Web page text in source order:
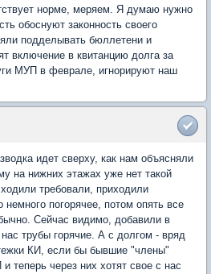
норме, меряем. Я думаю нужно
обоснуют законность своего
подделывать бюллетени и
включение в квитанцию долга за
МУП в феврале, игнорируют наш
идет сверху, как нам объясняли
на нижних этажах уже нет такой
требовали, приходили
немного погорячее, потом опять все
Сейчас видимо, добавили в
трубы горячие. А с долгом - вряд
КИ, если бы бывшие "члены"
теперь через них хотят свое с нас